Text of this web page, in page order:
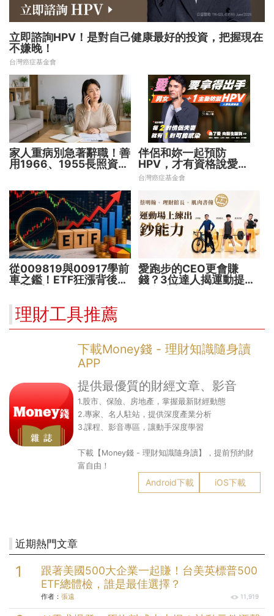
立即諮詢HPV！是對自己健康最好的投資，把握現在
不嫌晚！
台灣癌症基金會
家人重病別急著辭職！善
用1966、1955長照資源
伴侶和妳一起預防
HPV，才有資格說愛
妳！
台灣癌症基金會
從009819與00917學前
車之鑑！ETF狂漲背後
愛跑步的CEO更會賺
錢？3位達人揭運動提升
理財工具推薦
下載Money錢 - 理財知識隨身讀
APP
提供最優質的財經文章、影音
1.股市、保險、房地產，掌握最新財經動態
2.專家、名人駐站，提供深度產業分析
3.課程、影音專區，讓動手深度學習
下載【Money錢 - 理財知識隨身讀】，提前預約財
富自由！
Android下載 iOS下載
近期熱門文章
跟著美國500大企業一起賺！台美英標普500
ETF總體檢，誰是最佳選擇？
作者： 張遠 11,919